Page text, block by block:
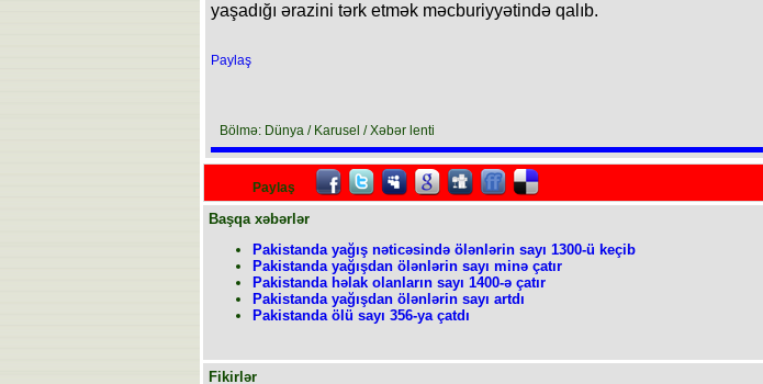
yaşadığı ərazini tərk etmək məcburiyyətində qalıb.
Paylaş
Bölmə: Dünya / Karusel / Xəbər lenti
Paylaş
Başqa xəbərlər
Pakistanda yağış nəticəsində ölənlərin sayı 1300-ü keçib
Pakistanda yağışdan ölənlərin sayı minə çatır
Pakistanda həlak olanların sayı 1400-ə çatır
Pakistanda yağışdan ölənlərin sayı artdı
Pakistanda ölü sayı 356-ya çatdı
Fikirlər